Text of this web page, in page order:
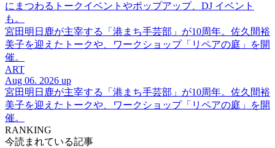
にまつわるトークイベントやポップアップ、DJ イベント
も。
宮田明日鹿が主宰する「港まち手芸部」が10周年。佐久間裕
美子を迎えたトークや、ワークショップ「リペアの庭」を開
催。
ART
Aug 06. 2026 up
宮田明日鹿が主宰する「港まち手芸部」が10周年。佐久間裕
美子を迎えたトークや、ワークショップ「リペアの庭」を開
催。
RANKING
今読まれている記事